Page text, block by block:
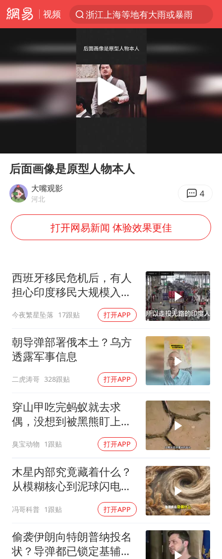
视频
浙江上海等地有大雨或暴雨
马克·艾伦退出斯诺克中国公开赛
金饰克价一夜涨回1300元
酒店回应车内过夜被收150元
牛津大学一纸声明甩不了锅
儿子陪躺平老爹体验外卖员火了
香港宏福苑火灾或由烟头引起
西贝创始人贾国龙押注鲜羊赛道
几元成本 千万市值蒸发
人民的健康、体质、幸福一脉相承
Play
后面画像是原型人物本人
大嘴观影
河北 4
打开网易新闻 体验效果更佳
西班牙移民危机后，有人
担心印度移民大规模入侵
今夜繁星坠落 17跟贴 打开APP
朝导弹部署俄本土？乌方
透露军事信息
二虎涛哥 328跟贴 打开APP
穿山甲吃完蚂蚁就去求
偶，没想到被黑熊盯上
臭宝动物 1跟贴 打开APP
木星内部究竟藏着什么？
从模糊核心到泥球闪电，
冯哥科普 1跟贴 打开APP
偷袭伊朗向特朗普纳投名
状？导弹都已锁定基辅才